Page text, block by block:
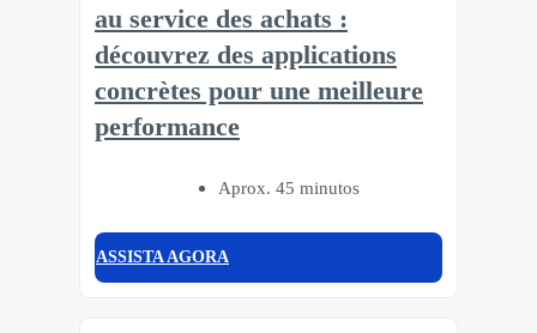
au service des achats :
découvrez des applications
concrètes pour une meilleure
performance
Aprox. 45 minutos
ASSISTA AGORA